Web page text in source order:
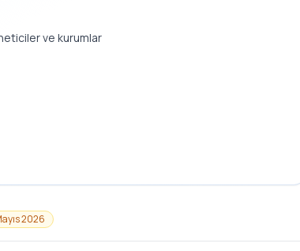
ve kurumlar
2026